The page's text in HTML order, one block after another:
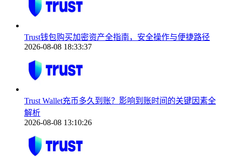
Trust钱包购买加密资产全指南，安全操作与便捷路径
2026-08-08 18:33:37
Trust Wallet充币多久到账？影响到账时间的关键因素全
解析
2026-08-08 13:10:26